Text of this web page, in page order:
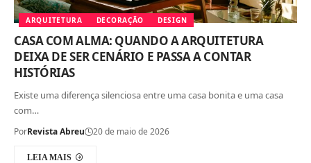
ARQUITETURA DECORAÇÃO DESIGN
CASA COM ALMA: QUANDO A ARQUITETURA
DEIXA DE SER CENÁRIO E PASSA A CONTAR
HISTÓRIAS
Existe uma diferença silenciosa entre uma casa bonita e uma casa
com…
PorRevista Abreu 20 de maio de 2026
LEIA MAIS